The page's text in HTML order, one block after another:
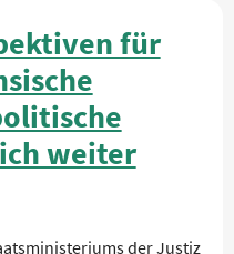
für
weiter
der Justiz